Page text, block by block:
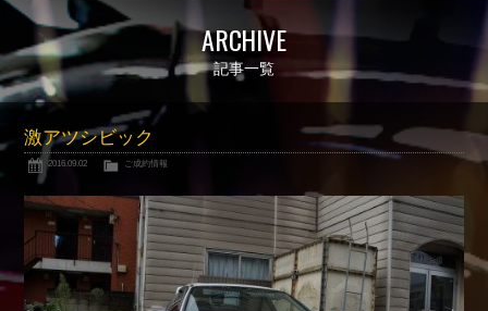
Stock list
在庫情報
Contract
ご成約情報
NSXについて
Reflesh Plan
整備・修理・カスタム例
Trade in
Blog
公式ブログ
ARCHIVE
記事一覧
激アツシビック
2016.09.02 ご成約情報